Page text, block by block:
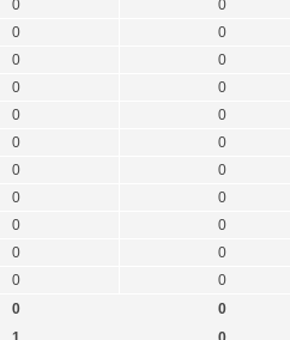
0 0
0 0
0 0
0 0
0 0
0 0
0 0
0 0
0 0
0 0
0 0
0 0